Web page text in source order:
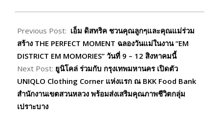
08-
09
Previous Post: เอ็ม ดิสทริค ชวนคุณลูกๆและคุณแม่ร่วม
สร้าง THE PERFECT MOMENT ฉลองวันแม่ในงาน “EM
DISTRICT EM MOMORIES” วันที่ 9 – 12 สิงหาคมนี้
Next Post: ยูนิโคล่ ร่วมกับ กรุงเทพมหานคร เปิดตัว
UNIQLO Clothing Corner แห่งแรก ณ BKK Food Bank
สำนักงานเขตสวนหลวง พร้อมส่งเสริมคุณภาพชีวิตกลุ่ม
เปราะบาง